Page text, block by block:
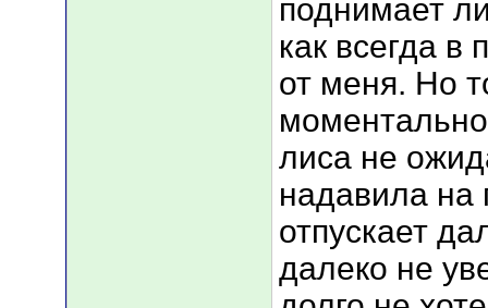
поднимает
как всегда в
от меня. Но
лиса не
надавила на
отпускает
далеко не